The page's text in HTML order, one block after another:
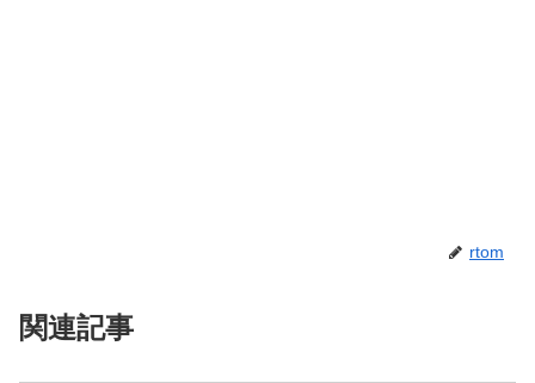
rtom
関連記事